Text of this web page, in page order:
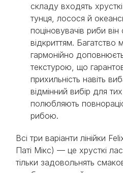
складу входять
тунця, лосося й
поціновувачів риби
відкриттям. Багатство
гармонійно
текстурою, що
прихильність навіть
відмінний вибір для
полюбляють
рибою.
Всі три варіанти лінійки
Паті Мікс) — це хрусткі
тільки задовольнять